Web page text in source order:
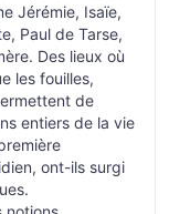
Jérémie, Isaïe,
Paul de Tarse,
Des lieux où
les fouilles,
de
entiers de la vie
ont-ils surgi